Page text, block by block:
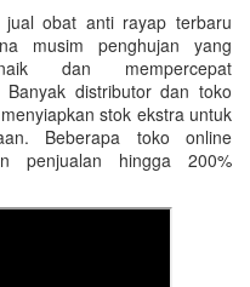
obat anti rayap terbaru
musim penghujan yang
dan mempercepat
distributor dan toko
stok ekstra untuk
Beberapa toko online
penjualan hingga 200%